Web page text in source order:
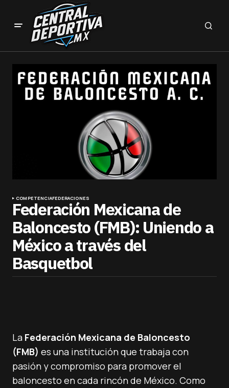
COMPETENCIAFEDERACIONES
Federación Mexicana de
Baloncesto (FMB): Uniendo a
México a través del
Basquetbol
La Federación Mexicana de Baloncesto
(FMB) es una institución que trabaja con
pasión y compromiso para promover el
baloncesto en cada rincón de México. Como